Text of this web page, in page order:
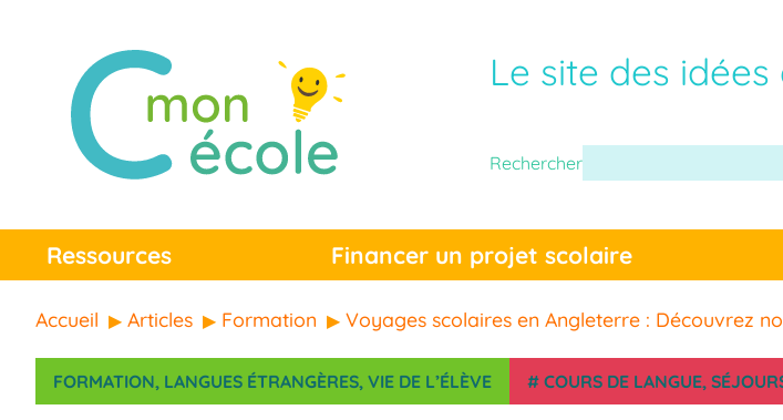
Le site des
Rechercher
Ressources Financer un projet scolaire
Accueil Articles Formation Voyages scolaires en Angleterre : Découvrez
FORMATION, LANGUES ÉTRANGÈRES, VIE DE L’ÉLÈVE # COURS DE LANGUE,